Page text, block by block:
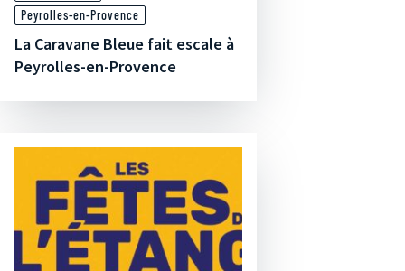
Peyrolles-en-Provence
La Caravane Bleue fait escale à
Peyrolles-en-Provence